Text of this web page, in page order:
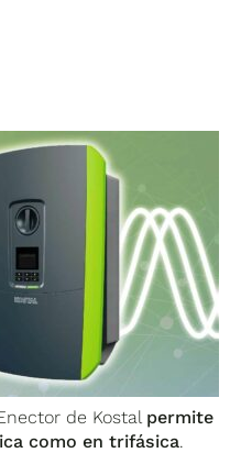
de Kostal permite
como en trifásica.